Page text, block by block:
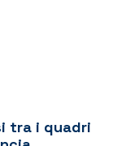
tra i quadri